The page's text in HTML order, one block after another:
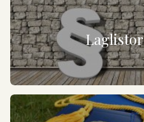
Laglistor